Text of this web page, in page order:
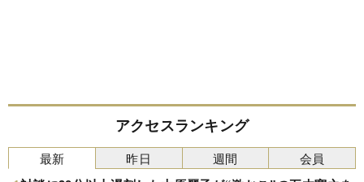
アクセスランキング
最新 昨日 週間 会員